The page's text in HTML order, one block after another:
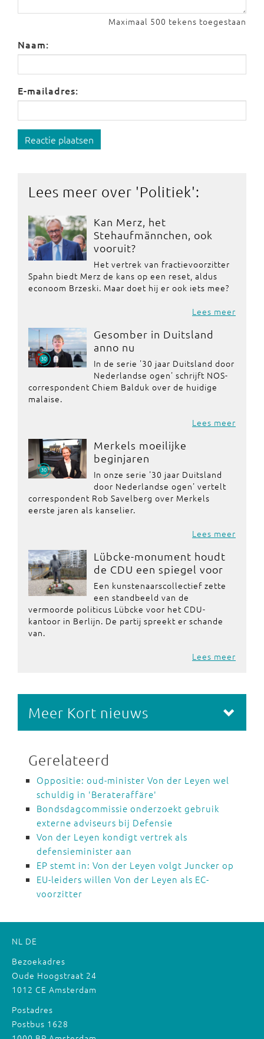
Maximaal 500 tekens toegestaan
Naam:
E-mailadres:
Reactie plaatsen
Lees meer over 'Politiek':
Kan Merz, het
Stehaufmännchen, ook
vooruit?
Het vertrek van fractievoorzitter
Spahn biedt Merz de kans op een reset, aldus
econoom Brzeski. Maar doet hij er ook iets mee?
Lees meer
Gesomber in Duitsland
anno nu
In de serie '30 jaar Duitsland door
Nederlandse ogen' schrijft NOS-
correspondent Chiem Balduk over de huidige
malaise.
Lees meer
Merkels moeilijke
beginjaren
In onze serie '30 jaar Duitsland
door Nederlandse ogen' vertelt
correspondent Rob Savelberg over Merkels
eerste jaren als kanselier.
Lees meer
Lübcke-monument houdt
de CDU een spiegel voor
Een kunstenaarscollectief zette
een standbeeld van de
vermoorde politicus Lübcke voor het CDU-
kantoor in Berlijn. De partij spreekt er schande
van.
Lees meer
Meer Kort nieuws
Gerelateerd
Oppositie: oud-minister Von der Leyen wel
schuldig in 'Berateraffäre'
Bondsdagcommissie onderzoekt gebruik
externe adviseurs bij Defensie
Von der Leyen kondigt vertrek als
defensieminister aan
EP stemt in: Von der Leyen volgt Juncker op
EU-leiders willen Von der Leyen als EC-
voorzitter
NL DE
Bezoekadres
Oude Hoogstraat 24
1012 CE Amsterdam
Postadres
Postbus 1628